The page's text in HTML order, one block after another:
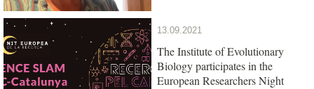
13.09.2021
The Institute of Evolutionary
Biology participates in the
European Researchers Night